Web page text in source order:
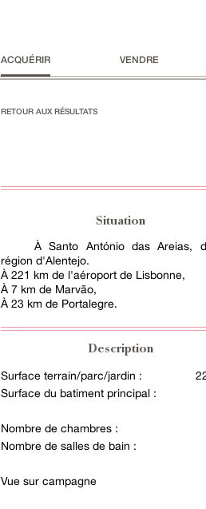
ACQUÉRIR VENDRE
RETOUR AUX RÉSULTATS
Situation
À Santo António das Areias,
région d'Alentejo.
À 221 km de l'aéroport de Lisbonne,
À 7 km de Marvão,
À 23 km de Portalegre.
Description
Surface terrain/parc/jardin :
Surface du batiment principal :
Nombre de chambres :
Nombre de salles de bain :
Vue sur campagne